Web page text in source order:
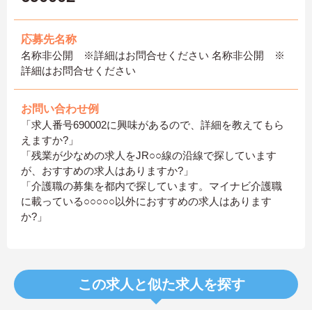
応募先名称
名称非公開 ※詳細はお問合せください 名称非公開 ※
詳細はお問合せください
お問い合わせ例
「求人番号690002に興味があるので、詳細を教えてもら
えますか?」
「残業が少なめの求人をJR○○線の沿線で探しています
が、おすすめの求人はありますか?」
「介護職の募集を都内で探しています。マイナビ介護職
に載っている○○○○○以外におすすめの求人はあります
か?」
この求人と似た求人を探す